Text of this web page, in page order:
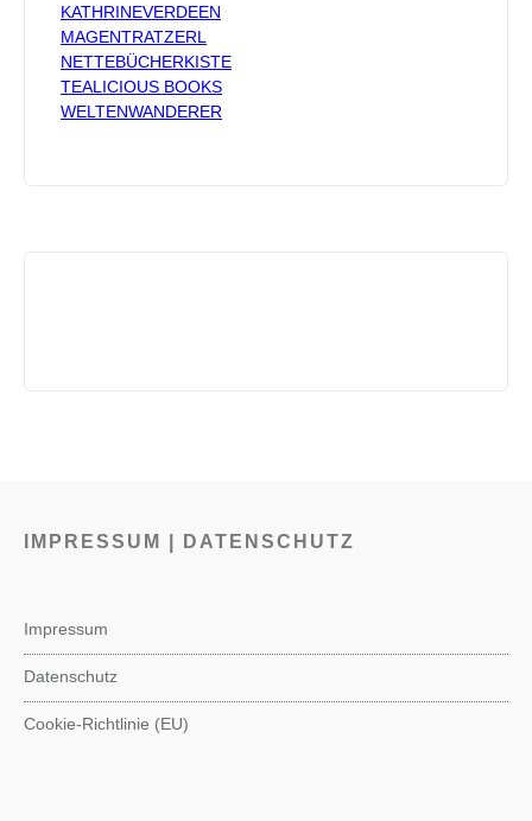
KATHRINEVERDEEN
MAGENTRATZERL
NETTEBÜCHERKISTE
TEALICIOUS BOOKS
WELTENWANDERER
IMPRESSUM | DATENSCHUTZ
Impressum
Datenschutz
Cookie-Richtlinie (EU)